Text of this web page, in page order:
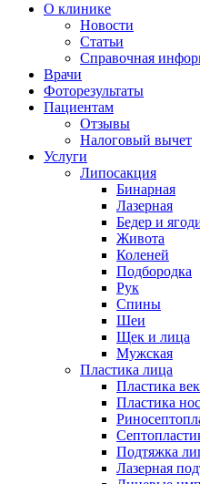
О клинике
Новости
Статьи
Справочная
Врачи
Фоторезультаты
Пациентам
Отзывы
Налоговый вычет
Услуги
Липосакция
Бинарная
Лазерная
Бедер и
Живота
Коленей
Подбородка
Рук
Спины
Шеи
Щек и лица
Мужская
Пластика лица
Пластика
Пластика
Подтяжка
Лазерная